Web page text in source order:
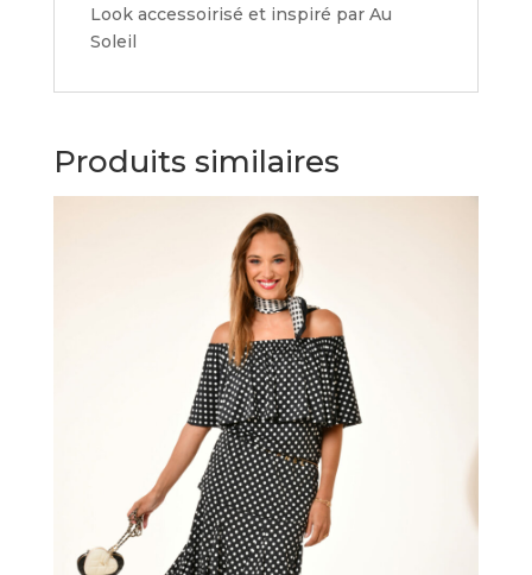
Look accessoirisé et inspiré par Au
Soleil
Produits similaires